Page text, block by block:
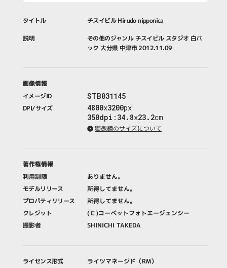
タイトル チスイビル Hirudo nipponica
説明
その他のジャンル チスイビル スタジオ 白バ
ック 大分県 中津市 2012.11.09
画像情報
イメージID
STB031145
DPI/サイズ 4800x3200px
350dpi : 34.8x23.2cm
顕微鏡のサイズについて
著作権情報
利用制限
ありません。
モデルリリース
所得してません。
プロパティリリース
所得してません。
クレジット
(Ｃ)コーベットフォトエージェンシー
撮影者
SHINICHI TAKEDA
ライセンス形式 ライツマネージド（RM）